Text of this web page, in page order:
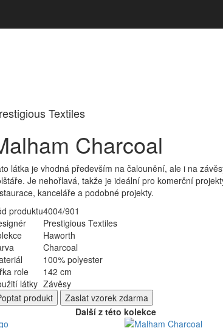
Textiles
Charcoal
látka je vhodná především na čalounění, ale i na
Je nehořlavá, takže je ideální pro komerční
kanceláře a podobné projekty.
produktu4004/901
Prestigious Textiles
Haworth
Charcoal
100% polyester
role
142 cm
látky Závěsy
produkt Zaslat vzorek zdarma
Další z této kolekce